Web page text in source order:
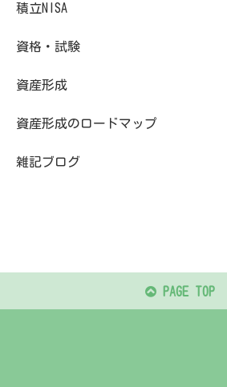
積立NISA
資格・試験
資産形成
資産形成のロードマップ
雑記ブログ
PAGE TOP